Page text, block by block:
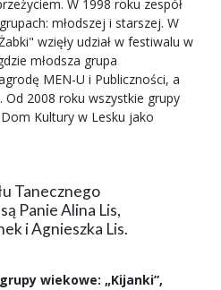
W 1998 roku zespół
młodszej i starszej. W
wzięły udział w festiwalu w
młodsza grupa
MEN-U i Publiczności, a
Od 2008 roku wszystkie grupy
Kultury w Lesku jako
Tanecznego
Panie Alina Lis,
i Agnieszka Lis.
wiekowe: „Kijanki”,